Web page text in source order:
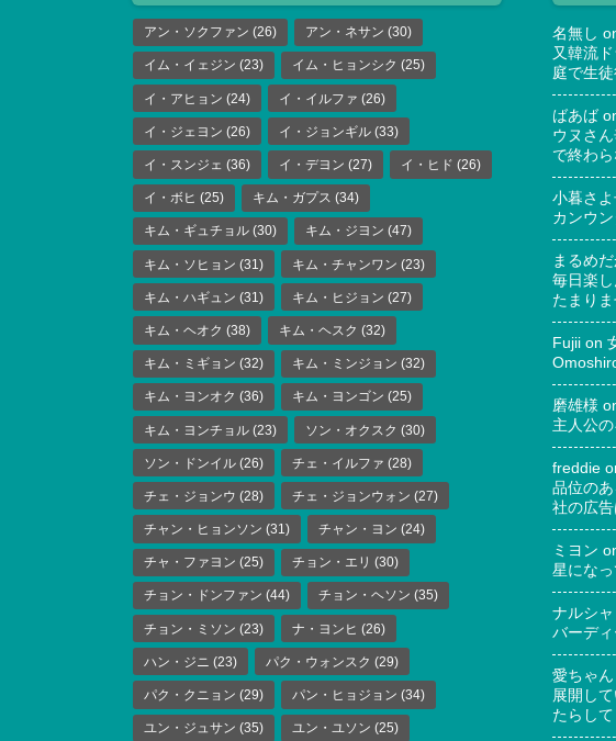
アン・ソクファン (26) アン・ネサン (30)
イム・イェジン (23) イム・ヒョンシク (25)
イ・アヒョン (24) イ・イルファ (26)
イ・ジェヨン (26) イ・ジョンギル (33)
イ・スンジェ (36) イ・デヨン (27) イ・ヒド (26)
イ・ボヒ (25) キム・ガプス (34)
キム・ギュチョル (30) キム・ジヨン (47)
キム・ソヒョン (31) キム・チャンワン (23)
キム・ハギュン (31) キム・ヒジョン (27)
キム・ヘオク (38) キム・ヘスク (32)
キム・ミギョン (32) キム・ミンジョン (32)
キム・ヨンオク (36) キム・ヨンゴン (25)
キム・ヨンチョル (23) ソン・オクスク (30)
ソン・ドンイル (26) チェ・イルファ (28)
チェ・ジョンウ (28) チェ・ジョンウォン (27)
チャン・ヒョンソン (31) チャン・ヨン (24)
チャ・ファヨン (25) チョン・エリ (30)
チョン・ドンファン (44) チョン・ヘソン (35)
チョン・ミソン (23) ナ・ヨンヒ (26)
ハン・ジニ (23) パク・ウォンスク (29)
パク・クニョン (29) パン・ヒョジョン (34)
ユン・ジュサン (35) ユン・ユソン (25)
名無し
又韓流
庭で生
ばあば
ウヌさ
で終わ
小暮さ
カンウ
まるめ
毎日楽
たまり
Fujii on
磨雄様
主人公
freddie
品位の
社の広
ミヨン
星にな
ナルシャ
バーディ
愛ちゃん
展開し
たらし